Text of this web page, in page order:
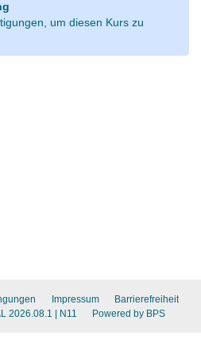
um diesen Kurs zu
Impressum
Barrierefreiheit
2026.08.1 | N11 Powered by BPS